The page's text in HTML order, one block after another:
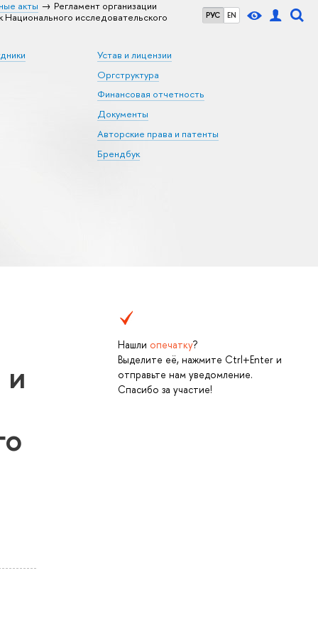
РУС EN
акты
Регламент организации
исследовательского
Устав и лицензии
Оргструктура
Финансовая отчетность
Документы
Авторские права и патенты
Брендбук
Нашли опечатку?
Выделите её, нажмите Ctrl+Enter и
отправьте нам уведомление.
Спасибо за участие!